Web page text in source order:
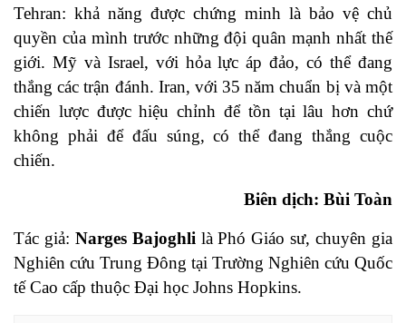
Tehran: khả năng được chứng minh là bảo vệ chủ
quyền của mình trước những đội quân mạnh nhất thế
giới. Mỹ và Israel, với hỏa lực áp đảo, có thể đang
thắng các trận đánh. Iran, với 35 năm chuẩn bị và một
chiến lược được hiệu chỉnh để tồn tại lâu hơn chứ
không phải để đấu súng, có thể đang thắng cuộc
chiến.
Biên dịch: Bùi Toàn
Tác giả: Narges Bajoghlilà Phó Giáo sư, chuyên gia
Nghiên cứu Trung Đông tại Trường Nghiên cứu Quốc
tế Cao cấp thuộc Đại học Johns Hopkins.